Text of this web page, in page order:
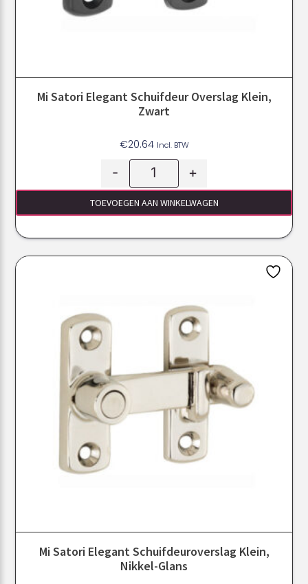
Mi Satori Elegant Schuifdeur Overslag Klein,
Zwart
€20.64 Incl. BTW
- +
TOEVOEGEN AAN WINKELWAGEN
Mi Satori Elegant Schuifdeuroverslag Klein,
Nikkel-Glans